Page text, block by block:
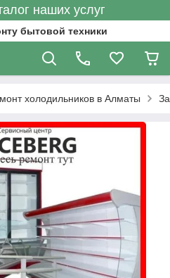
наших услуг
бытовой техники
холодильников в Алматы